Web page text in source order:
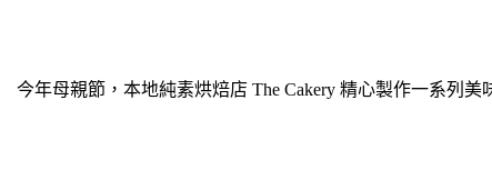
今年母親節，本地純素烘焙店 The Cakery 精心製作一系列